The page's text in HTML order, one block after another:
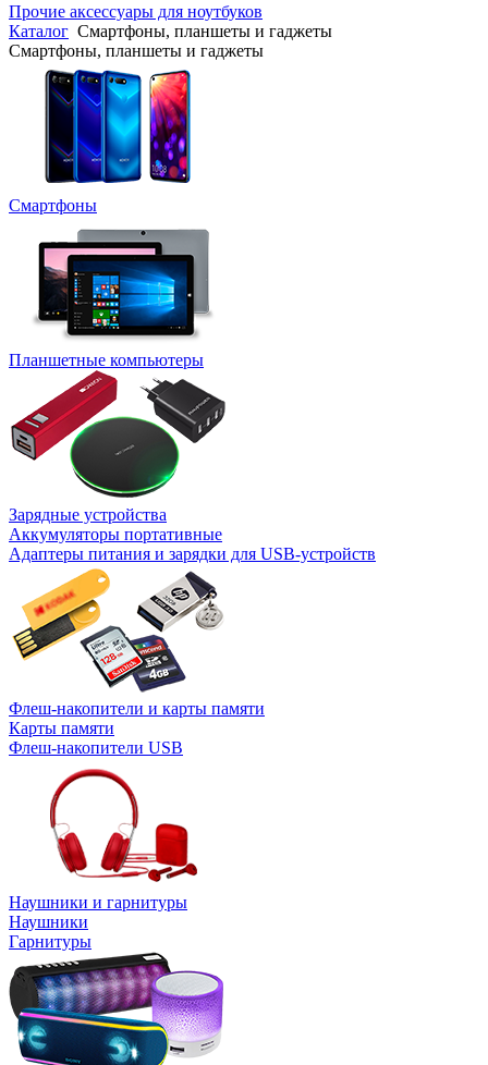
Прочие аксессуары для ноутбуков
Каталог Смартфоны, планшеты и гаджеты
Смартфоны, планшеты и гаджеты
Смартфоны
Планшетные компьютеры
Зарядные устройства
Аккумуляторы портативные
Адаптеры питания и зарядки для USB-устройств
Флеш-накопители и карты памяти
Карты памяти
Флеш-накопители USB
Наушники и гарнитуры
Наушники
Гарнитуры